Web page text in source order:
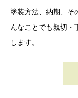
塗装方法、納期、そ
んなことでも親切・
します。